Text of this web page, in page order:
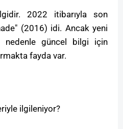
2022 itibarıyla son
(2016) idi. Ancak yeni
nedenle güncel bilgi için
fayda var.
ilgileniyor?